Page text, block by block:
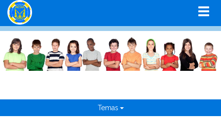
Temas